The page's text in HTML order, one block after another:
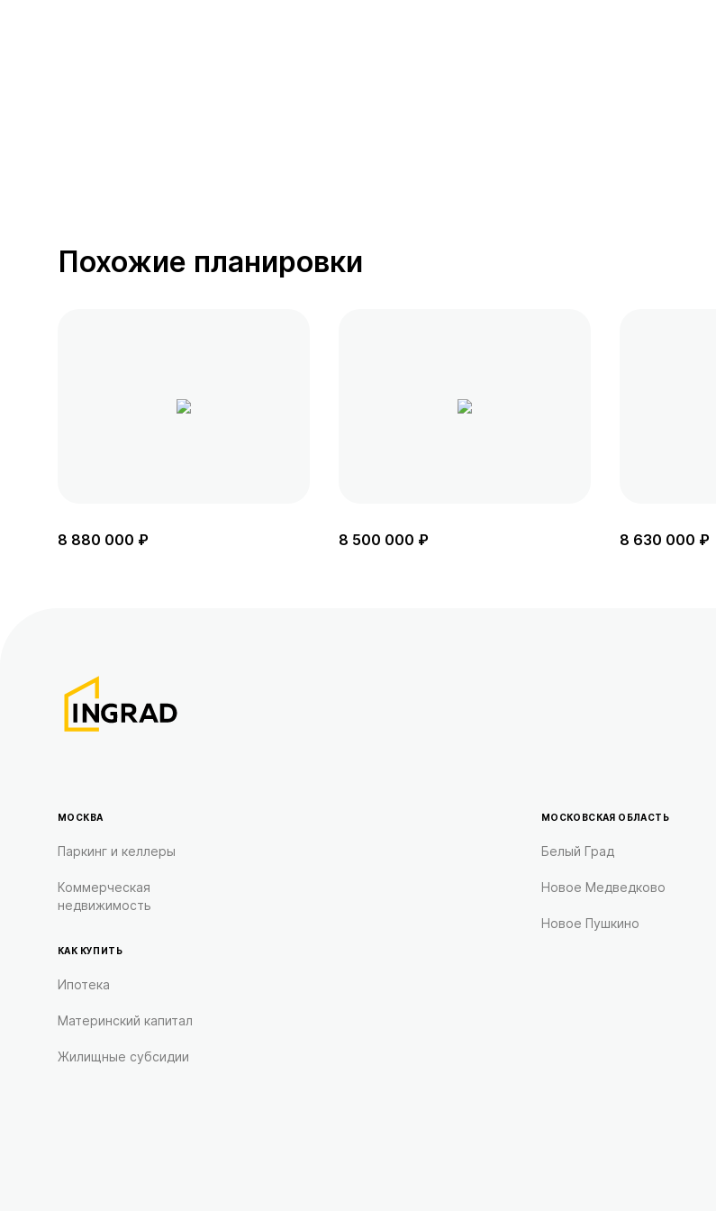
Похожие планировки
8 880 000 ₽ 8 500 000 ₽ 8 630 000 ₽
МОСКВА
Паркинг и келлеры
Коммерческая
недвижимость
КАК КУПИТЬ
Ипотека
Материнский капитал
Жилищные субсидии
МОСКОВСКАЯ ОБЛАСТЬ
Белый Град
Новое Медведково
Новое Пушкино